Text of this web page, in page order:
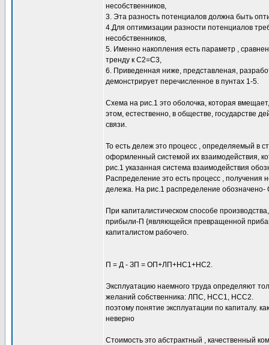
несобственников,
3. Эта разность потенциалов должна быть
4.Для оптимизации разности потенциалов
несобственников,
5. Именно накопления есть параметр ,
тренду к С2=С3,
6. Приведенная ниже, представленая,
демонстрирует перечисленное в пунтах 1-5.
Схема на рис.1 это оболочка, которая
этом, естественно, в обществе, государстве
связи.
То есть дележ это процесс , определяемый в
оформленный системой их взаимодействия,
рис.1 указанная система взаимодействия
Распределение это есть процесс ,
дележа. На рис.1 распределение обозначено-
При капиталистическом способе
прибыли-П {являющейся превращенной
капиталистом рабочего.
П = Д - ЗП = ОП+ЛП+НС1+НС2.
Эксплуатацию наемного труда определяют
желаний собственника: ЛПС, НСС1, НСС2.
поэтому понятие эксплуатации по капиталу.
неверно
Стоимость это абстрактный , качественный